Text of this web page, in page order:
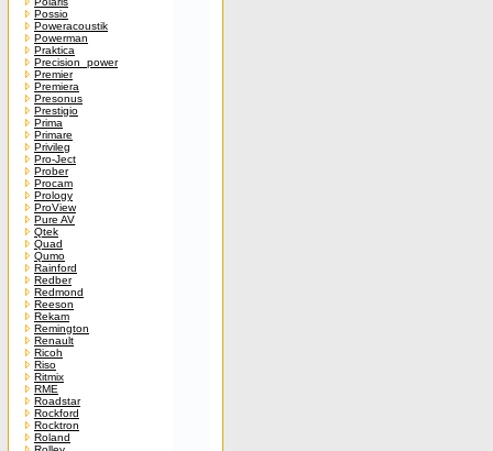
Possio
Poweracoustik
Powerman
Praktica
Precision_power
Premier
Premiera
Presonus
Prestigio
Prima
Primare
Privileg
Pro-Ject
Prober
Procam
Prology
ProView
Pure AV
Qtek
Quad
Qumo
Rainford
Redber
Redmond
Reeson
Rekam
Remington
Renault
Ricoh
Riso
Ritmix
RME
Roadstar
Rockford
Rocktron
Roland